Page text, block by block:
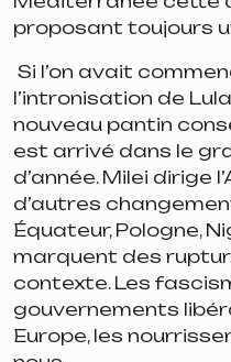
proposant toujours
Si l’on avait
l’intronisation de
nouveau pantin
est arrivé dans le
d’année. Milei dirige
d’autres
Équateur, Pologne,
marquent des
contexte. Les
gouvernements
Europe, les